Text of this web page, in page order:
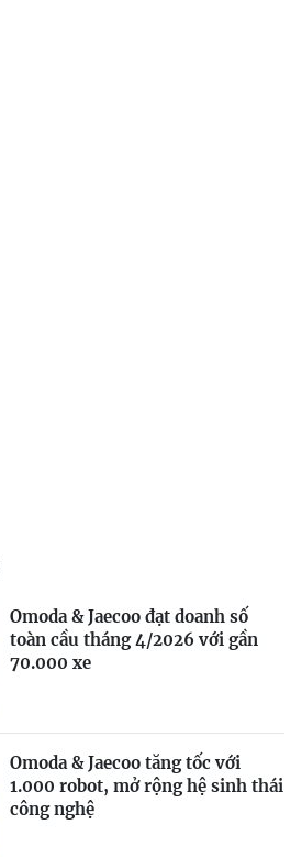
Omoda & Jaecoo đạt doanh số
toàn cầu tháng 4/2026 với gần
70.000 xe
Omoda & Jaecoo tăng tốc với
1.000 robot, mở rộng hệ sinh thái
công nghệ